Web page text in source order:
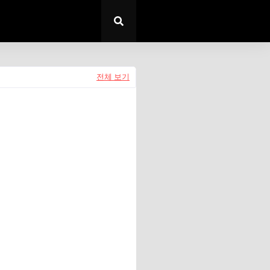
전체 보기